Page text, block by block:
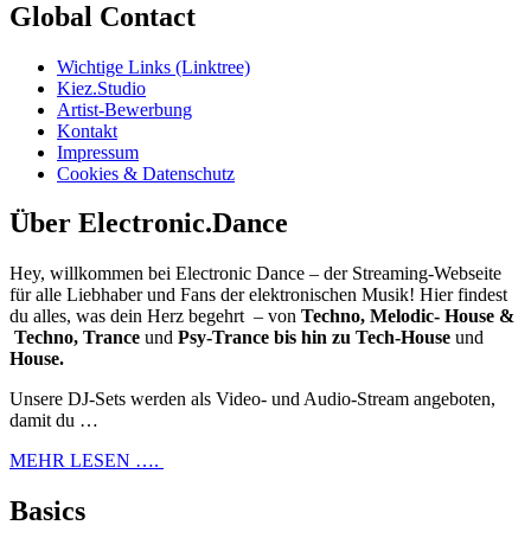
Global Contact
Wichtige Links (Linktree)
Kiez.Studio
Artist-Bewerbung
Kontakt
Impressum
Cookies & Datenschutz
Über Electronic.Dance
Hey, willkommen bei Electronic Dance – der Streaming-Webseite
für alle Liebhaber und Fans der elektronischen Musik! Hier findest
du alles, was dein Herz begehrt – von Techno, Melodic- House &
Techno, Trance und Psy-Trance bis hin zu Tech-House und
House.
Unsere DJ-Sets werden als Video- und Audio-Stream angeboten,
damit du …
MEHR LESEN ….
Basics